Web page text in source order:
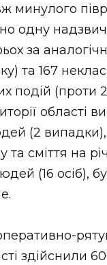
минулого
одну
за
та 167
подій (проти
області
(2
та сміття на
(16 осіб)‚
здійснили